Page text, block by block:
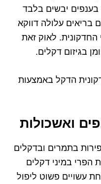
יבשים בלבד
בריאים עלולה דווקא
לאוק זאת
בגיזום דקלים.
הדקל באמצעות
ואשכולות
בתמרים ובדקלים
הפרי במיני דקלים
עשויים פשוט ליפול